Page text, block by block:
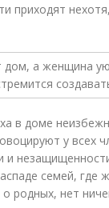
приходят
в доме
у всех
и
семей, где
родных, нет